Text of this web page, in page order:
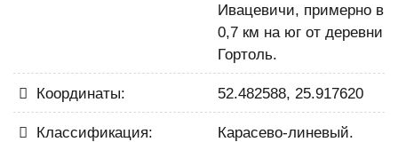
Ивацевичи, примерно в
0,7 км на юг от деревни
Гортоль.
Координаты: 52.482588, 25.917620
Классификация: Карасево-линевый.